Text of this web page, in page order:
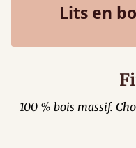
Lits en
100 % bois massif.